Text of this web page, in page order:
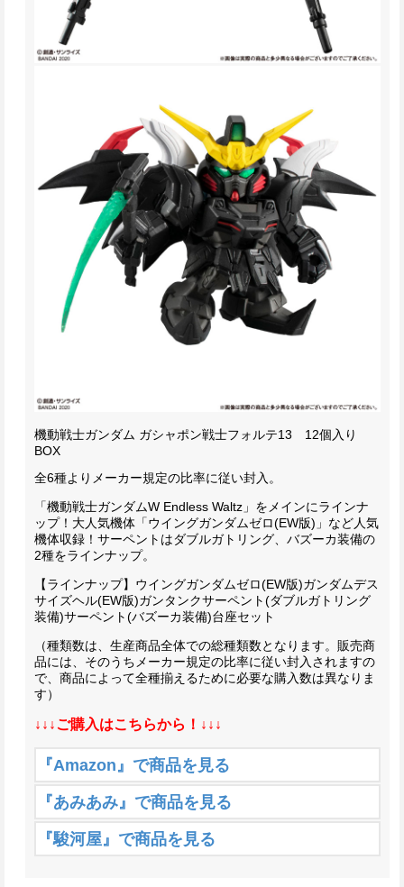
機動戦士ガンダム ガシャポン戦士フォルテ13 12個入り
BOX
全6種よりメーカー規定の比率に従い封入。
「機動戦士ガンダムW Endless Waltz」をメインにラインナ
ップ！ 大人気機体「ウイングガンダムゼロ(EW版)」など人気
機体収録！ サーペントはダブルガトリング、バズーカ装備の
2種をラインナップ。
【ラインナップ】 ウイングガンダムゼロ(EW版)ガンダムデス
サイズヘル(EW版)ガンタンクサーペント(ダブルガトリング
装備)サーペント(バズーカ装備)台座セット
（種類数は、生産商品全体での総種類数となります。販売商
品には、そのうちメーカー規定の比率に従い封入されますの
で、商品によって全種揃えるために必要な購入数は異なりま
す）
↓↓↓ご購入はこちらから！↓↓↓
『Amazon』で商品を見る
『あみあみ』で商品を見る
『駿河屋』で商品を見る